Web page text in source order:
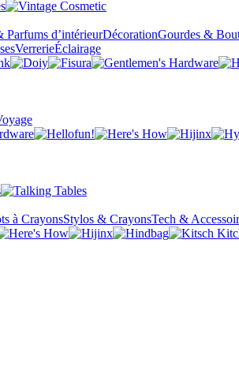
Parfums d’intérieurDécorationGourdes &
VerrerieÉclairage
à CrayonsStylos & CrayonsTech &